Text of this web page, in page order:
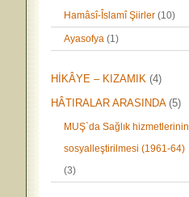
Hamâsî-Îslamî Şiirler (10)
Ayasofya (1)
HİKÂYE – KIZAMIK (4)
HÂTIRALAR ARASINDA(5)
MUŞ`da Sağlık hizmetlerinin
sosyalleştirilmesi (1961-64)
(3)